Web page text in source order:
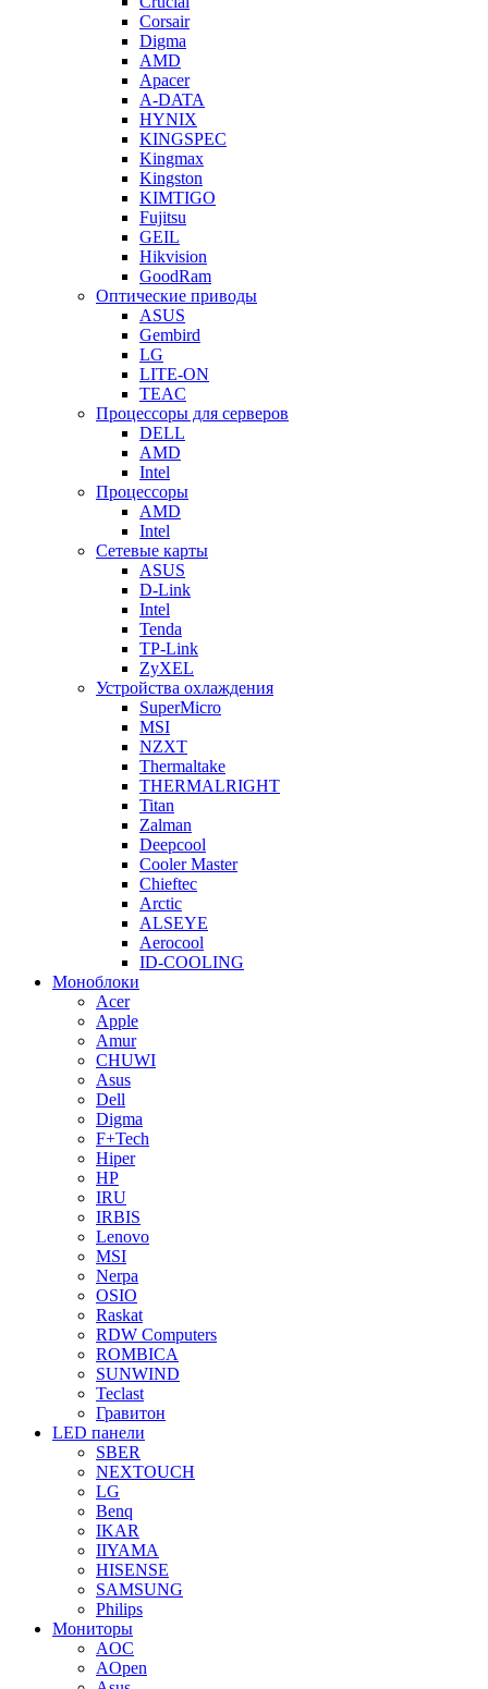
Corsair
Digma
AMD
Apacer
A-DATA
HYNIX
KINGSPEC
Kingmax
Kingston
KIMTIGO
Fujitsu
GEIL
Hikvision
GoodRam
Оптические приводы
ASUS
Gembird
LG
LITE-ON
TEAC
Процессоры для серверов
DELL
AMD
Intel
Процессоры
AMD
Intel
Сетевые карты
ASUS
D-Link
Intel
Tenda
TP-Link
ZyXEL
Устройства охлаждения
SuperMicro
MSI
NZXT
Thermaltake
THERMALRIGHT
Titan
Zalman
Deepcool
Cooler Master
Chieftec
Arctic
ALSEYE
Aerocool
ID-COOLING
Моноблоки
Acer
Apple
Amur
CHUWI
Asus
Dell
Digma
F+Tech
Hiper
HP
IRU
IRBIS
Lenovo
MSI
Nerpa
OSIO
Raskat
RDW Computers
ROMBICA
SUNWIND
Teclast
Гравитон
LED панели
SBER
NEXTOUCH
LG
Benq
IKAR
IIYAMA
HISENSE
SAMSUNG
Philips
Мониторы
AOC
AOpen